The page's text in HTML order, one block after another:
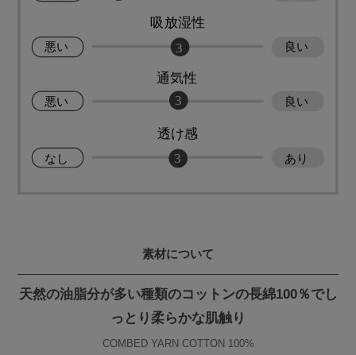
素材について
天然の油脂分が多い種類のコットンの長綿100％でし
っとり柔らかな肌触り
COMBED YARN COTTON 100%